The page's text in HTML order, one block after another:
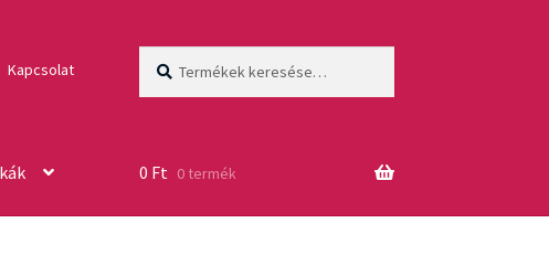
Kapcsolat
0 Ft 0 termék